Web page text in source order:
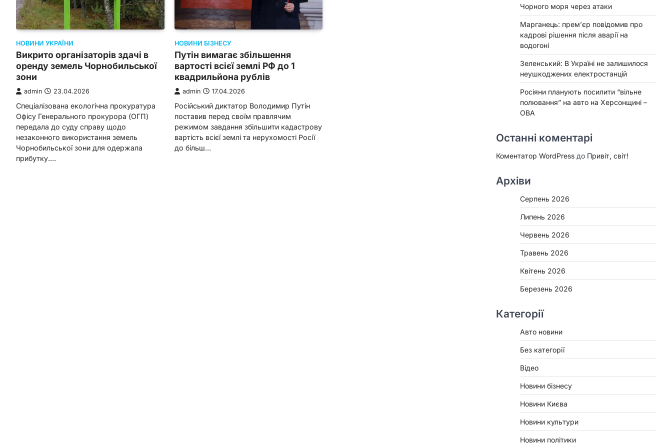
НОВИНИ УКРАЇНИ
Викрито організаторів здачі в
оренду земель Чорнобильської
зони
admin 23.04.2026
Спеціалізована екологічна прокуратура
Офісу Генерального прокурора (ОГП)
передала до суду справу щодо
незаконного використання земель
Чорнобильської зони для одержала
прибутку.…
НОВИНИ БІЗНЕСУ
Путін вимагає збільшення
вартості всієї землі РФ до 1
квадрильйона рублів
admin 17.04.2026
Російський диктатор Володимир Путін
поставив перед своїм правлячим
режимом завдання збільшити кадастрову
вартість всієї землі та нерухомості Росії
до більш…
Чорного моря через атаки
Марганець: прем’єр повідомив про
кадрові рішення після аварії на
водогоні
Зеленський: В Україні не залишилося
неушкоджених електростанцій
Росіяни планують посилити “вільне
полювання” на авто на Херсонщині –
ОВА
Останні коментарі
Коментатор WordPress до Привіт, світ!
Архіви
Серпень 2026
Липень 2026
Червень 2026
Травень 2026
Квітень 2026
Березень 2026
Категорії
Авто новини
Без категорії
Відео
Новини бізнесу
Новини Києва
Новини культури
Новини політики